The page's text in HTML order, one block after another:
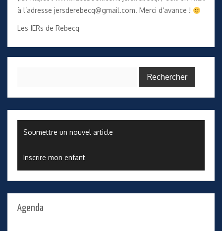
à l’adresse jersderebecq@gmail.com. Merci d’avance !
Les JERs de Rebecq
Soumettre un nouvel article
Inscrire mon enfant
Agenda